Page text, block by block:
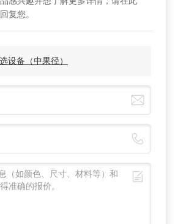
复您。
设备（中果径）